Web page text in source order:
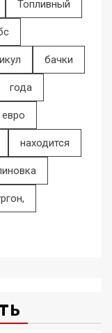
Топливный
бачки
года
евро
находится